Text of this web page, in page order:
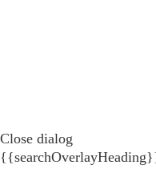
Close dialog